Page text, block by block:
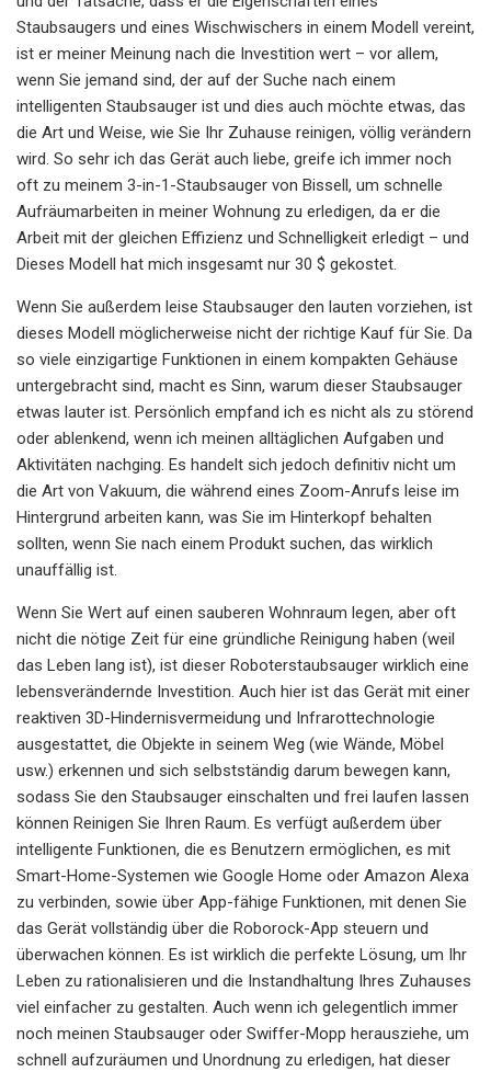
Staubsaugers und eines Wischwischers in einem Modell vereint,
ist er meiner Meinung nach die Investition wert – vor allem,
wenn Sie jemand sind, der auf der Suche nach einem
intelligenten Staubsauger ist und dies auch möchte etwas, das
die Art und Weise, wie Sie Ihr Zuhause reinigen, völlig verändern
wird. So sehr ich das Gerät auch liebe, greife ich immer noch
oft zu meinem 3-in-1-Staubsauger von Bissell, um schnelle
Aufräumarbeiten in meiner Wohnung zu erledigen, da er die
Arbeit mit der gleichen Effizienz und Schnelligkeit erledigt – und
Dieses Modell hat mich insgesamt nur 30 $ gekostet.
Wenn Sie außerdem leise Staubsauger den lauten vorziehen, ist
dieses Modell möglicherweise nicht der richtige Kauf für Sie. Da
so viele einzigartige Funktionen in einem kompakten Gehäuse
untergebracht sind, macht es Sinn, warum dieser Staubsauger
etwas lauter ist. Persönlich empfand ich es nicht als zu störend
oder ablenkend, wenn ich meinen alltäglichen Aufgaben und
Aktivitäten nachging. Es handelt sich jedoch definitiv nicht um
die Art von Vakuum, die während eines Zoom-Anrufs leise im
Hintergrund arbeiten kann, was Sie im Hinterkopf behalten
sollten, wenn Sie nach einem Produkt suchen, das wirklich
unauffällig ist.
Wenn Sie Wert auf einen sauberen Wohnraum legen, aber oft
nicht die nötige Zeit für eine gründliche Reinigung haben (weil
das Leben lang ist), ist dieser Roboterstaubsauger wirklich eine
lebensverändernde Investition. Auch hier ist das Gerät mit einer
reaktiven 3D-Hindernisvermeidung und Infrarottechnologie
ausgestattet, die Objekte in seinem Weg (wie Wände, Möbel
usw.) erkennen und sich selbstständig darum bewegen kann,
sodass Sie den Staubsauger einschalten und frei laufen lassen
können Reinigen Sie Ihren Raum. Es verfügt außerdem über
intelligente Funktionen, die es Benutzern ermöglichen, es mit
Smart-Home-Systemen wie Google Home oder Amazon Alexa
zu verbinden, sowie über App-fähige Funktionen, mit denen Sie
das Gerät vollständig über die Roborock-App steuern und
überwachen können. Es ist wirklich die perfekte Lösung, um Ihr
Leben zu rationalisieren und die Instandhaltung Ihres Zuhauses
viel einfacher zu gestalten. Auch wenn ich gelegentlich immer
noch meinen Staubsauger oder Swiffer-Mopp herausziehe, um
schnell aufzuräumen und Unordnung zu erledigen, hat dieser